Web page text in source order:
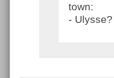
town:
-